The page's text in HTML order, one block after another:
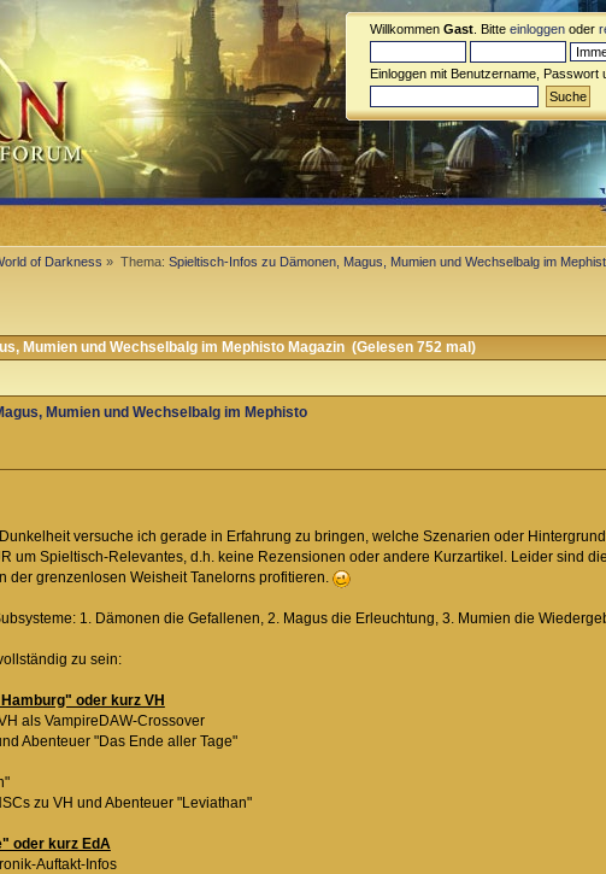
Willkommen Gast . Bitte einloggen oder
Einloggen mit Benutzername, Passwort
of Darkness » Thema: Spieltisch-Infos zu Dämonen, Magus, Mumien und Wechselbalg im
Mumien und Wechselbalg im Mephisto Magazin (Gelesen 752 mal)
Mumien und Wechselbalg im Mephisto
versuche ich gerade in Erfahrung zu bringen, welche Szenarien oder
um Spieltisch-Relevantes, d.h. keine Rezensionen oder andere Kurzartikel. Leider sind
der grenzenlosen Weisheit Tanelorns profitieren.
1. Dämonen die Gefallenen, 2. Magus die Erleuchtung, 3. Mumien die
zu sein:
oder kurz VH
als VampireDAW-Crossover
Abenteuer "Das Ende aller Tage"
zu VH und Abenteuer "Leviathan"
oder kurz EdA
Auftakt-Infos